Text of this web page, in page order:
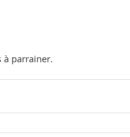
à parrainer.